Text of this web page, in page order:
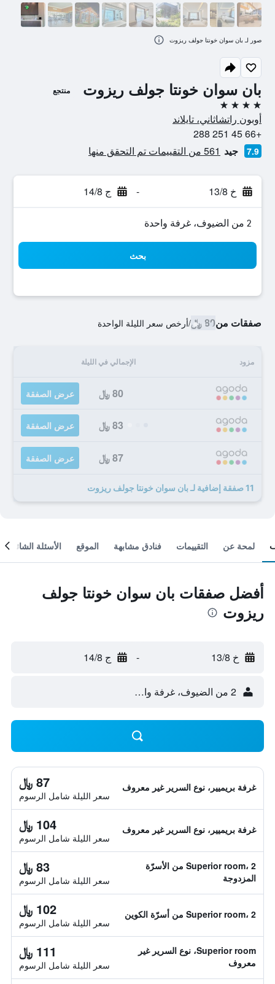
بان سوان خونتا جولف ريزوت منتجع
4 نجوم
أوبون راتشاثاني، تايلاند
+66 45 251 288
7.9 جيد 561 من التقييمات تم التحقق منها
خ 13/8 - ج 14/8
2 من الضيوف، غرفة واحدة
بحث
صفقات من80 ﷼ /أرخص سعر الليلة الواحدة
مزود الإجمالي في الليلة
80 ﷼ عرض الصفقة
83 ﷼ عرض الصفقة
87 ﷼ عرض الصفقة
11 صفقة إضافية لـ بان سوان خونتا جولف ريزوت
صور لـ بان سوان خونتا جولف ريزوت
لمحة عن التقييمات فنادق مشابهة الموقع الأسئلة الشائعة
أفضل صفقات بان سوان خونتا جولف
ريزوت
خ 13/8 - ج 14/8
2 من الضيوف، غرفة واحدة
غرفة بريميير، نوع السرير غير معروف 87 ﷼
سعر الليلة شامل الرسوم
غرفة بريميير، نوع السرير غير معروف 104 ﷼
سعر الليلة شامل الرسوم
Superior room، 2 من الأسرّة
المزدوجة
83 ﷼
سعر الليلة شامل الرسوم
Superior room، 2 من أسرّة الكوين 102 ﷼
سعر الليلة شامل الرسوم
Superior room، نوع السرير غير
معروف
111 ﷼
سعر الليلة شامل الرسوم